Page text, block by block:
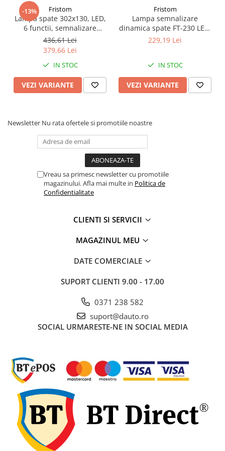
Rampe luminoase girofar
Rezistoare CANBUS LED
Stroboscoape Auto
Veste Reflectorizante de Avertizare
Deflectoare geam
Parasolare Camion – Cabina si
Reclame Luminoase
Borne si Conectori Baterie Auto
Cabluri Auto Spiralate
Cabluri Multifilare Auto
Conectori Cabluri si Izolatie Auto
Invertoare de tensiune
Prize bricheta & USB
Prize, stechere si mufe auto
Conectori instalatii electrice auto,
camion si remorca
Mufe si conectori auto etansi
Prize si conectori alimentare 2/3
vehiculelor de 12V / 24V, inclusiv rulote, remorci, semiremorci,
tractoare, basculante, rulote, UTV-uri, pick-up, platforme, UTE-
-13% Fristom
Lampa spate 302x130, LED,
6 functii, semnalizare
dinamica, cu triunghi
436,61 Lei
379,66 Lei
IN STOC
VEZI VARIANTE
Fristom
Lampa semnalizare
dinamica spate FT-230 LED,
cu mufa baioneta, 21.43 x
229,19 Lei
IN STOC
VEZI VARIANTE
Newsletter Nu rata ofertele si promotiile noastre
Vreau sa primesc newsletter cu promotiile
magazinului. Afla mai multe in Politica de
Confidentialitate
CLIENTI SI SERVICII
MAGAZINUL MEU
DATE COMERCIALE
SUPORT CLIENTI 9.00 - 17.00
0371 238 582
suport@dauto.ro
SOCIAL URMARESTE-NE IN SOCIAL MEDIA